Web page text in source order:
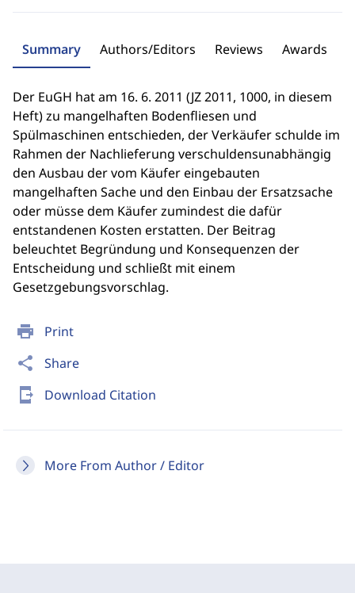
print Print
share Share
send_to_mobile Download Citation
More From Author / Editor
Summary Authors/Editors Reviews Awards
Der EuGH hat am 16. 6. 2011 (JZ 2011, 1000, in diesem
Heft) zu mangelhaften Bodenfliesen und
Spülmaschinen entschieden, der Verkäufer schulde im
Rahmen der Nachlieferung verschuldensunabhängig
den Ausbau der vom Käufer eingebauten
mangelhaften Sache und den Einbau der Ersatzsache
oder müsse dem Käufer zumindest die dafür
entstandenen Kosten erstatten. Der Beitrag
beleuchtet Begründung und Konsequenzen der
Entscheidung und schließt mit einem
Gesetzgebungsvorschlag.